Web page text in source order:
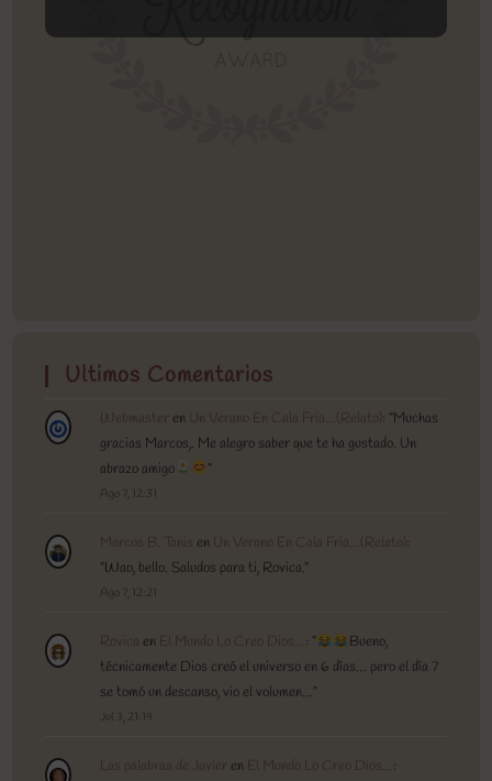
Ultimos Comentarios
Webmaster en Un Verano En Cala Fria…(Relato) : “Muchas
gracias Marcos,. Me alegro saber que te ha gustado. Un
abrazo amigo
”
Ago 7, 12:31
Marcos B. Tanis en Un Verano En Cala Fria…(Relato) :
“Wao, bello. Saludos para ti, Rovica.”
Ago 7, 12:21
Rovica en El Mundo Lo Creo Dios… : “
Bueno,
técnicamente Dios creó el universo en 6 días… pero el día 7
se tomó un descanso, vio el volumen…”
Jul 3, 21:14
Las palabras de Javier en El Mundo Lo Creo Dios… :